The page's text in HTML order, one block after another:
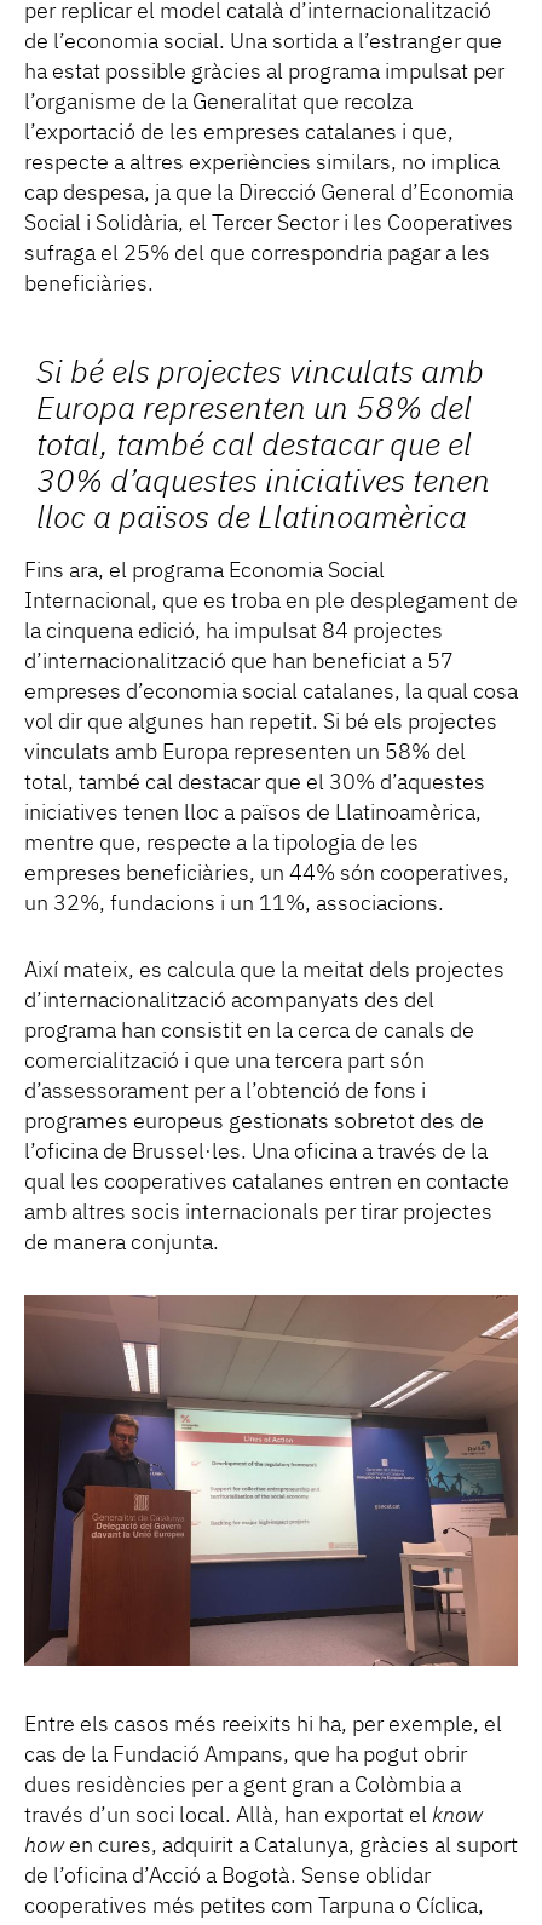
per replicar el model català d’internacionalització
de l’economia social. Una sortida a l’estranger que
ha estat possible gràcies al programa impulsat per
l’organisme de la Generalitat que recolza
l’exportació de les empreses catalanes i que,
respecte a altres experiències similars, no implica
cap despesa, ja que la Direcció General d’Economia
Social i Solidària, el Tercer Sector i les Cooperatives
sufraga el 25% del que correspondria pagar a les
beneficiàries.
Si bé els projectes vinculats amb
Europa representen un 58% del
total, també cal destacar que el
30% d’aquestes iniciatives tenen
lloc a països de Llatinoamèrica
Fins ara, el programa Economia Social
Internacional, que es troba en ple desplegament de
la cinquena edició, ha impulsat 84 projectes
d’internacionalització que han beneficiat a 57
empreses d’economia social catalanes, la qual cosa
vol dir que algunes han repetit. Si bé els projectes
vinculats amb Europa representen un 58% del
total, també cal destacar que el 30% d’aquestes
iniciatives tenen lloc a països de Llatinoamèrica,
mentre que, respecte a la tipologia de les
empreses beneficiàries, un 44% són cooperatives,
un 32%, fundacions i un 11%, associacions.
Així mateix, es calcula que la meitat dels projectes
d’internacionalització acompanyats des del
programa han consistit en la cerca de canals de
comercialització i que una tercera part són
d’assessorament per a l’obtenció de fons i
programes europeus gestionats sobretot des de
l’oficina de Brussel·les. Una oficina a través de la
qual les cooperatives catalanes entren en contacte
amb altres socis internacionals per tirar projectes
de manera conjunta.
Entre els casos més reeixits hi ha, per exemple, el
cas de la Fundació Ampans, que ha pogut obrir
dues residències per a gent gran a Colòmbia a
través d’un soci local. Allà, han exportat el know
howen cures, adquirit a Catalunya, gràcies al suport
de l’oficina d’Acció a Bogotà. Sense oblidar
cooperatives més petites com Tarpuna o Cíclica,